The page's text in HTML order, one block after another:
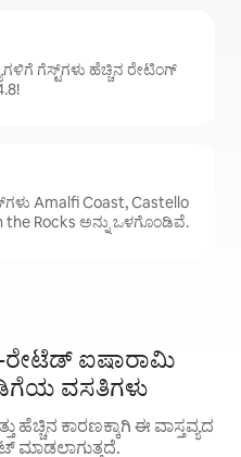
ಗೆಸ್ಟ್‌ಗಳು ಹೆಚ್ಚಿನ ರೇಟಿಂಗ್
Amalfi Coast, Castello
the Rocks ಅನ್ನು ಒಳಗೊಂಡಿವೆ.
ರೇಟೆಡ್ ಐಷಾರಾಮಿ
ವಸತಿಗಳು
ಹೆಚ್ಚಿನ ಕಾರಣಕ್ಕಾಗಿ ಈ ವಾಸ್ತವ್ಯದ
ಮಾಡಲಾಗುತ್ತದೆ.